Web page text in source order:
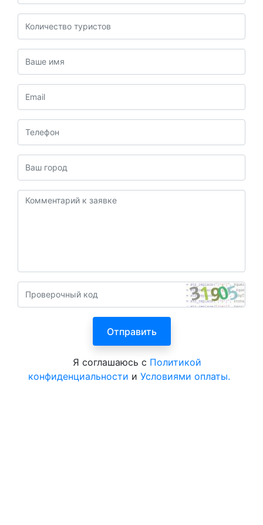
Я соглашаюсь с Политикой
конфиденциальности и Условиями оплаты.